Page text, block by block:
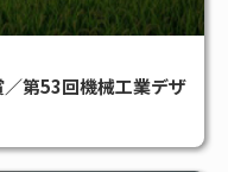
第53回機械工業デザ